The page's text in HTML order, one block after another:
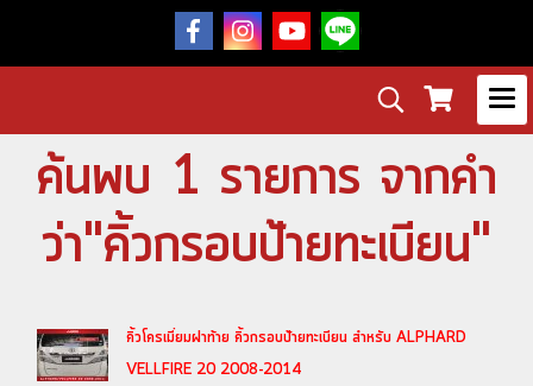
ค้นพบ 1 รายการ จากคำ
ว่า"คิ้วกรอบป้ายทะเบียน"
คิ้วโครเมี่ยมฝาท้าย คิ้วกรอบป้ายทะเบียน สำหรับ ALPHARD
VELLFIRE 20 2008-2014